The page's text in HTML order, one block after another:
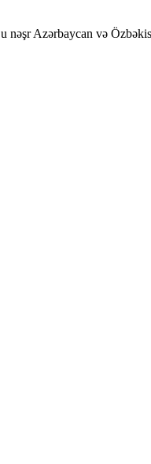
Azərbaycan və